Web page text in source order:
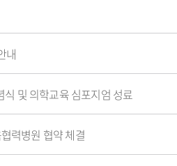
내
및 의학교육 심포지엄 성료
력병원 협약 체결